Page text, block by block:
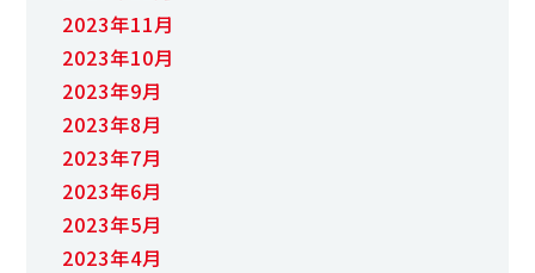
2023年11月
2023年10月
2023年9月
2023年8月
2023年7月
2023年6月
2023年5月
2023年4月